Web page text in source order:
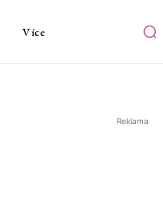
Více
Reklama